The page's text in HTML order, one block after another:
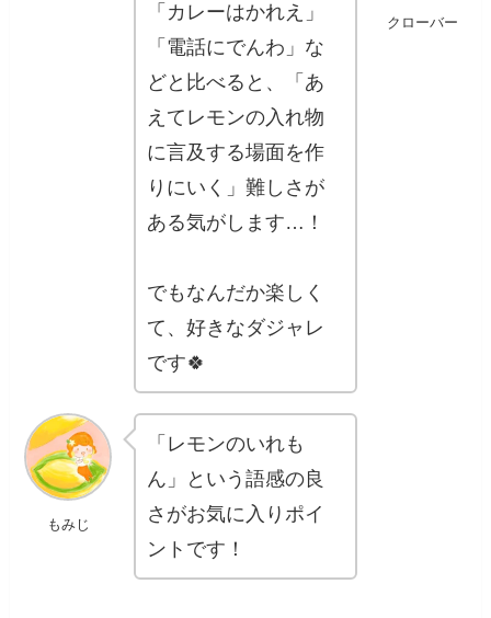
クローバー
「カレーはかれえ」
「電話にでんわ」な
どと比べると、「あ
えてレモンの入れ物
に言及する場面を作
りにいく」難しさが
ある気がします…！
でもなんだか楽しく
て、好きなダジャレ
です🍀
もみじ
「レモンのいれも
ん」という語感の良
さがお気に入りポイ
ントです！